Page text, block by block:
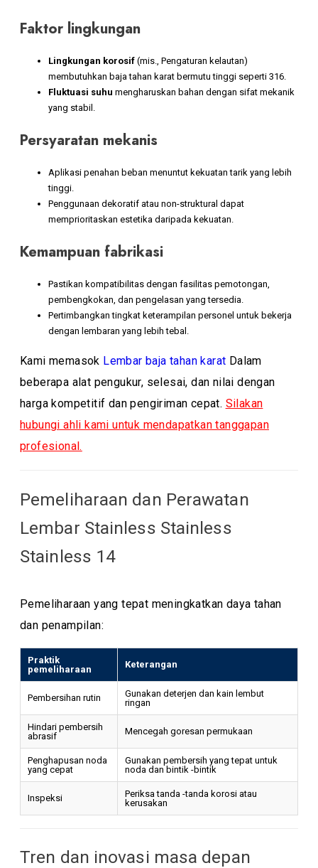
Faktor lingkungan
Lingkungan korosif (mis., Pengaturan kelautan)
membutuhkan baja tahan karat bermutu tinggi seperti 316.
Fluktuasi suhu mengharuskan bahan dengan sifat mekanik
yang stabil.
Persyaratan mekanis
Aplikasi penahan beban menuntut kekuatan tarik yang lebih
tinggi.
Penggunaan dekoratif atau non-struktural dapat
memprioritaskan estetika daripada kekuatan.
Kemampuan fabrikasi
Pastikan kompatibilitas dengan fasilitas pemotongan,
pembengkokan, dan pengelasan yang tersedia.
Pertimbangkan tingkat keterampilan personel untuk bekerja
dengan lembaran yang lebih tebal.
Kami memasok Lembar baja tahan karat Dalam
beberapa alat pengukur, selesai, dan nilai dengan
harga kompetitif dan pengiriman cepat. Silakan
hubungi ahli kami untuk mendapatkan tanggapan
profesional.
Pemeliharaan dan Perawatan
Lembar Stainless Stainless
Stainless 14
Pemeliharaan yang tepat meningkatkan daya tahan
dan penampilan:
Praktik
pemeliharaan
Keterangan
Pembersihan rutin
Gunakan deterjen dan kain lembut
ringan
Hindari pembersih
abrasif
Mencegah goresan permukaan
Penghapusan noda
yang cepat
Gunakan pembersih yang tepat untuk
noda dan bintik -bintik
Inspeksi
Periksa tanda -tanda korosi atau
kerusakan
Tren dan inovasi masa depan